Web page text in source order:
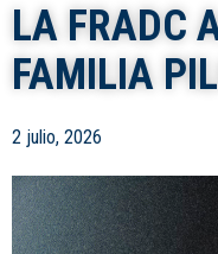
LA FRADC
FAMILIA
2 julio, 2026